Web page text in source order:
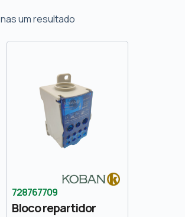
um resultado
728767709
Bloco repartidor